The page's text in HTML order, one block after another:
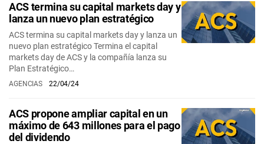
ACS termina su capital markets day y
lanza un nuevo plan estratégico
ACS termina su capital markets day y lanza un
nuevo plan estratégico Termina el capital
markets day de ACS y la compañía lanza su
Plan Estratégico…
AGENCIAS 22/04/24
ACS propone ampliar capital en un
máximo de 643 millones para el pago
del dividendo